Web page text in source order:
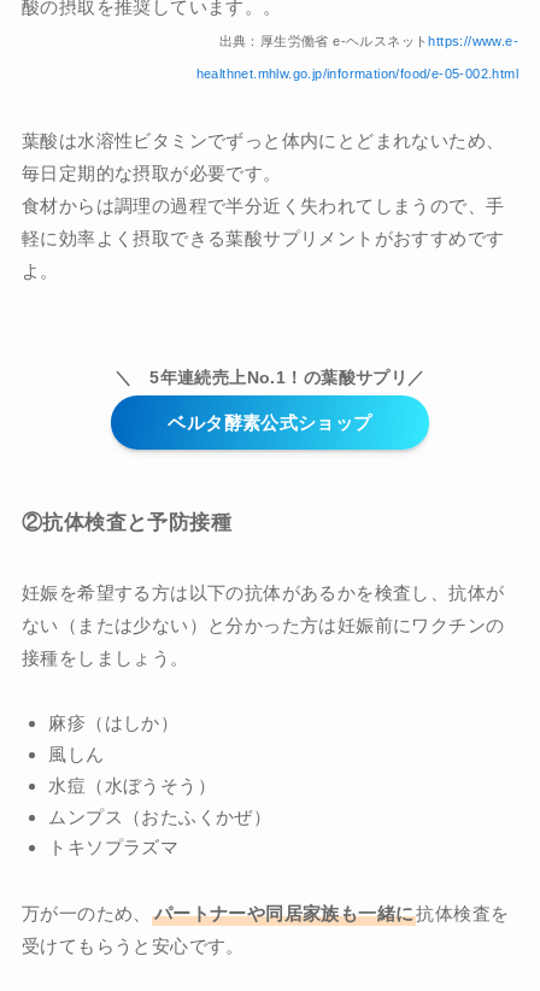
酸の摂取を推奨しています。。
出典：厚生労働省 e-ヘルスネット https://www.e-
healthnet.mhlw.go.jp/information/food/e-05-002.html
葉酸は水溶性ビタミンでずっと体内にとどまれないため、
毎日定期的な摂取が必要です。
食材からは調理の過程で半分近く失われてしまうので、手
軽に効率よく摂取できる葉酸サプリメントがおすすめです
よ。
＼ 5年連続売上No.1！の葉酸サプリ／
ベルタ酵素公式ショップ
②抗体検査と予防接種
妊娠を希望する方は以下の抗体があるかを検査し、抗体が
ない（または少ない）と分かった方は妊娠前にワクチンの
接種をしましょう。
麻疹（はしか）
風しん
水痘（水ぼうそう）
ムンプス（おたふくかぜ）
トキソプラズマ
万が一のため、 パートナーや同居家族も一緒に抗体検査を
受けてもらうと安心です。